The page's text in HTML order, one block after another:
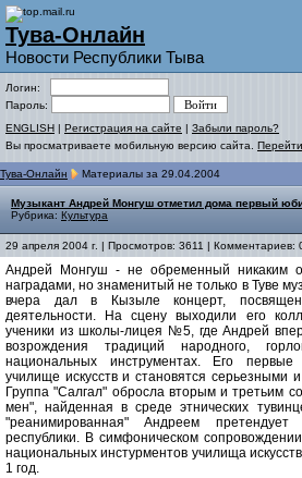
Тува-Онлайн
Новости Республики Тыва
Логин:
Пароль:
ENGLISH | Регистрация на сайте | Забыли пароль?
Вы просматриваете мобильную версию сайта.
Тува-Онлайн Материалы за 29.04.2004
Музыкант Андрей Монгуш отметил дома первый
Рубрика: Культура
29 апреля 2004 г. | Просмотров: 3611 | Комментариев:
Андрей Монгуш - не обременный никаким
наградами, но знаменитый не только в Туве
вчера дал в Кызыле концерт,
деятельности. На сцену выходили его
ученики из школы-лицея №5, где Андрей
возрождения традиций народного,
национальных инструментах. Его
училище искусств и становятся серьезными
Группа "Салгал" обросла вторым и третьим
мен", найденная в среде этнических
"реанимированная" Андреем
республики. В симфоническом
национальных инстурментов училища
1 год.